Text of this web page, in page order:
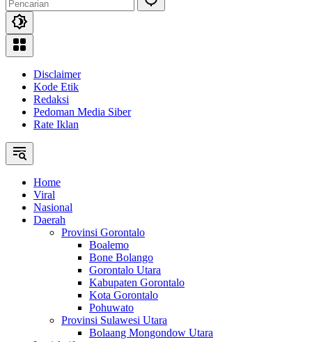
Disclaimer
Kode Etik
Redaksi
Pedoman Media Siber
Rate Iklan
Home
Viral
Nasional
Daerah
Provinsi Gorontalo
Boalemo
Bone Bolango
Gorontalo Utara
Kabupaten Gorontalo
Kota Gorontalo
Pohuwato
Provinsi Sulawesi Utara
Bolaang Mongondow Utara